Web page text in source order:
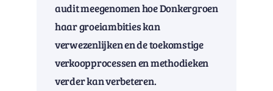
audit meegenomen hoe Donkergroen
haar groeiambities kan
verwezenlijken en de toekomstige
verkoopprocessen en methodieken
verder kan verbeteren.